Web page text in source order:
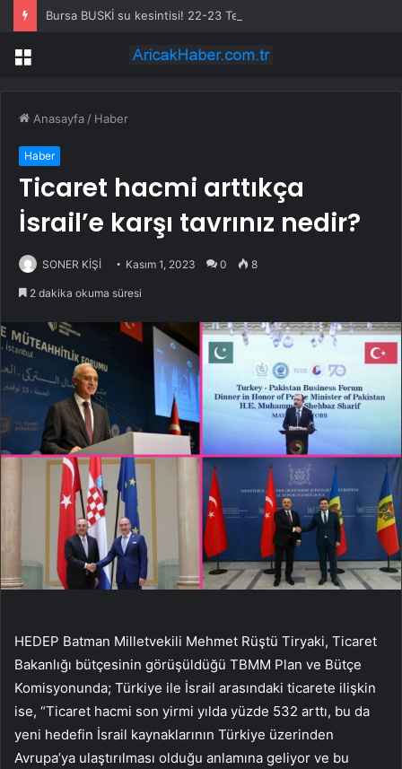
Menü
Anasayfa / Haber
Haber
Ticaret hacmi arttıkça
İsrail’e karşı tavrınız nedir?
SONER KİŞİ Kasım 1, 2023 0 8
2 dakika okuma süresi
HEDEP Batman Milletvekili Mehmet Rüştü Tiryaki, Ticaret
Bakanlığı bütçesinin görüşüldüğü TBMM Plan ve Bütçe
Komisyonunda; Türkiye ile İsrail arasındaki ticarete ilişkin
ise, “Ticaret hacmi son yirmi yılda yüzde 532 arttı, bu da
yeni hedefin İsrail kaynaklarının Türkiye üzerinden
Avrupa’ya ulaştırılması olduğu anlamına geliyor ve bu